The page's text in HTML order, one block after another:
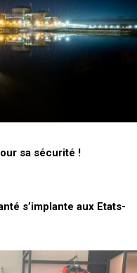
sa sécurité !
s’implante aux Etats-